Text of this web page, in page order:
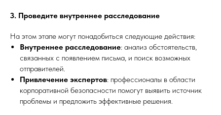
3. Проведите внутреннее расследование
На этом этапе могут понадобиться следующие действия:
Внутреннее расследование: анализ обстоятельств,
связанных с появлением письма, и поиск возможных
отправителей.
Привлечение экспертов: профессионалы в области
корпоративной безопасности помогут выявить источник
проблемы и предложить эффективные решения.